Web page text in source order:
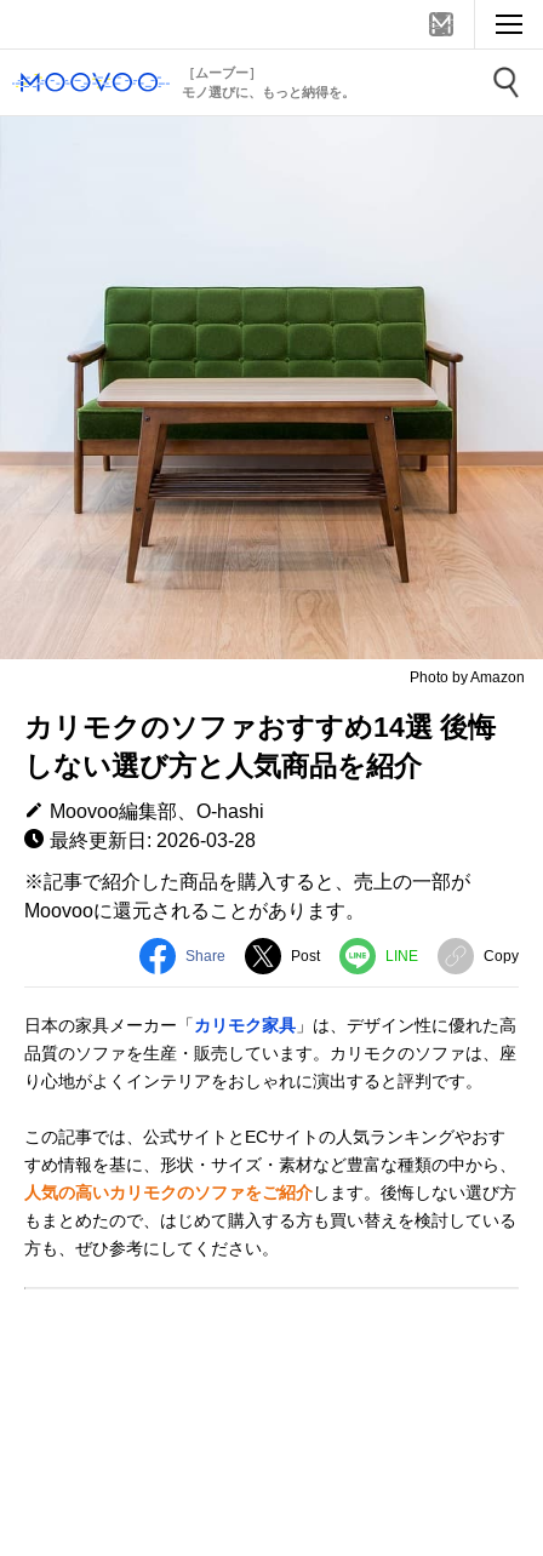
［ムーブー］
モノ選びに、もっと納得を。
Photo by Amazon
カリモクのソファおすすめ14選 後悔
しない選び方と人気商品を紹介
Moovoo編集部、O-hashi
最終更新日: 2026-03-28
※記事で紹介した商品を購入すると、売上の一部が
Moovooに還元されることがあります。
Share Post LINE Copy
日本の家具メーカー「カリモク家具 」は、デザイン性に優れた高
品質のソファを生産・販売しています。カリモクのソファは、座
り心地がよくインテリアをおしゃれに演出すると評判です。
この記事では、公式サイトとECサイトの人気ランキングやおす
すめ情報を基に、形状・サイズ・素材など豊富な種類の中から、
人気の高いカリモクのソファをご紹介します。後悔しない選び方
もまとめたので、はじめて購入する方も買い替えを検討している
方も、ぜひ参考にしてください。